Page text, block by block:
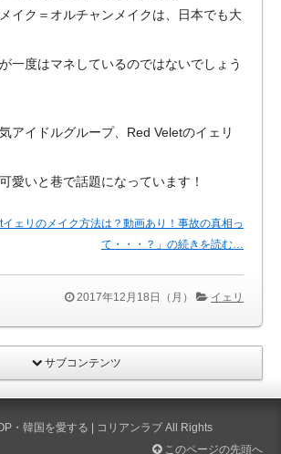
イク＝オルチャンメイクは、日本でも大
一度はマネしているのではないでしょう
アイドルグループ、Red Veletのイェリ
愛いと巷で話題になっています！
イェリのメイク方法は？動画あり！事故の真相っ
て・・・？」の続きを読む…
2017年12月18日（月） イェリ
サブコンテンツ
・韓国を愛する | コリアンラブ All Rights
このページの先頭へ